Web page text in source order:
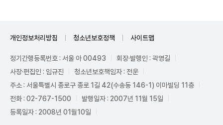
개인정보처리방침 청소년보호정책 사이트맵
정기간행등록번호 : 서울 아 00493
회장·발행인 : 곽영길
사장·편집인 : 임규진
청소년보호책임자 : 전운
주소 : 서울특별시 종로구 종로 1길 42(수송동 146-1) 이마빌딩 11층
전화 : 02-767-1500
발행일자 : 2007년 11월 15일
등록일자 : 2008년 01월10일